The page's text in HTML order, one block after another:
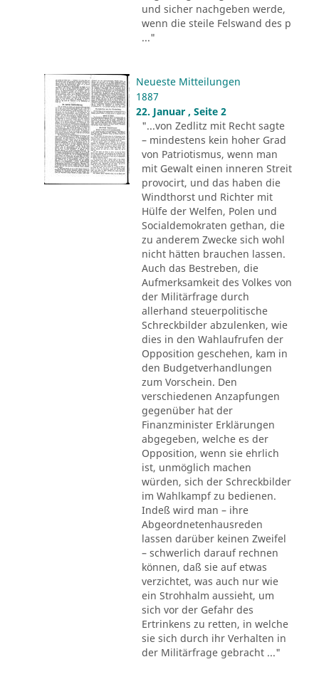
und sicher nachgeben werde,
wenn die steile Felswand des p
..."
Neueste Mitteilungen
1887
22. Januar , Seite 2
"...von Zedlitz mit Recht sagte
– mindestens kein hoher Grad
von Patriotismus, wenn man
mit Gewalt einen inneren Streit
provocirt, und das haben die
Windthorst und Richter mit
Hülfe der Welfen, Polen und
Socialdemokraten gethan, die
zu anderem Zwecke sich wohl
nicht hätten brauchen lassen.
Auch das Bestreben, die
Aufmerksamkeit des Volkes von
der Militärfrage durch
allerhand steuerpolitische
Schreckbilder abzulenken, wie
dies in den Wahlaufrufen der
Opposition geschehen, kam in
den Budgetverhandlungen
zum Vorschein. Den
verschiedenen Anzapfungen
gegenüber hat der
Finanzminister Erklärungen
abgegeben, welche es der
Opposition, wenn sie ehrlich
ist, unmöglich machen
würden, sich der Schreckbilder
im Wahlkampf zu bedienen.
Indeß wird man – ihre
Abgeordnetenhausreden
lassen darüber keinen Zweifel
– schwerlich darauf rechnen
können, daß sie auf etwas
verzichtet, was auch nur wie
ein Strohhalm aussieht, um
sich vor der Gefahr des
Ertrinkens zu retten, in welche
sie sich durch ihr Verhalten in
der Militärfrage gebracht ..."